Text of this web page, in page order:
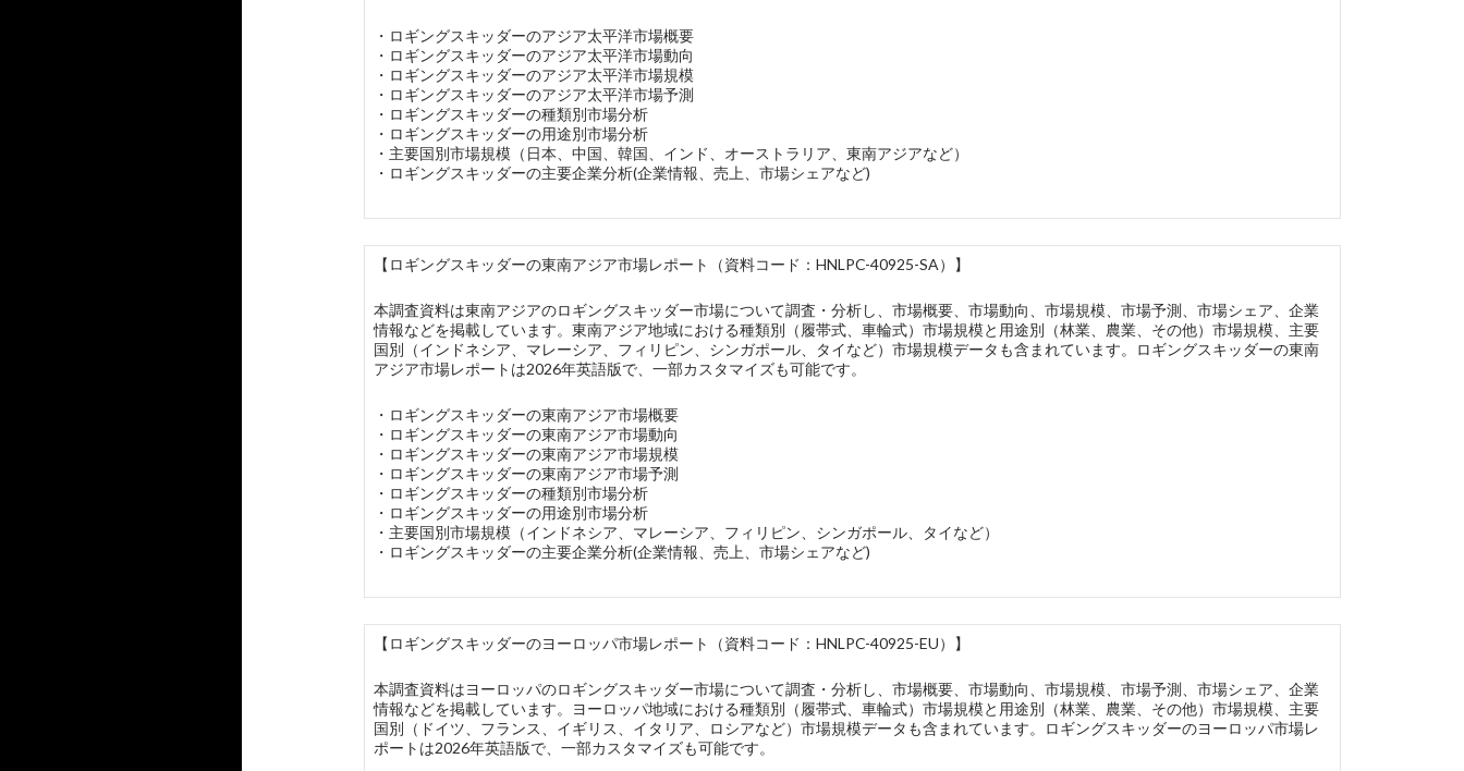
・ロギングスキッダーのアジア太平洋市場概要
・ロギングスキッダーのアジア太平洋市場動向
・ロギングスキッダーのアジア太平洋市場規模
・ロギングスキッダーのアジア太平洋市場予測
・ロギングスキッダーの種類別市場分析
・ロギングスキッダーの用途別市場分析
・主要国別市場規模（日本、中国、韓国、インド、オーストラリア、東南アジアなど）
・ロギングスキッダーの主要企業分析(企業情報、売上、市場シェアなど)
【ロギングスキッダーの東南アジア市場レポート（資料コード：HNLPC-40925-SA）】
本調査資料は東南アジアのロギングスキッダー市場について調査・分析し、市場概要、市場動向、市場規模、市場予測、市場シェア、企業
情報などを掲載しています。東南アジア地域における種類別（履帯式、車輪式）市場規模と用途別（林業、農業、その他）市場規模、主要
国別（インドネシア、マレーシア、フィリピン、シンガポール、タイなど）市場規模データも含まれています。ロギングスキッダーの東南
アジア市場レポートは2026年英語版で、一部カスタマイズも可能です。
・ロギングスキッダーの東南アジア市場概要
・ロギングスキッダーの東南アジア市場動向
・ロギングスキッダーの東南アジア市場規模
・ロギングスキッダーの東南アジア市場予測
・ロギングスキッダーの種類別市場分析
・ロギングスキッダーの用途別市場分析
・主要国別市場規模（インドネシア、マレーシア、フィリピン、シンガポール、タイなど）
・ロギングスキッダーの主要企業分析(企業情報、売上、市場シェアなど)
【ロギングスキッダーのヨーロッパ市場レポート（資料コード：HNLPC-40925-EU）】
本調査資料はヨーロッパのロギングスキッダー市場について調査・分析し、市場概要、市場動向、市場規模、市場予測、市場シェア、企業
情報などを掲載しています。ヨーロッパ地域における種類別（履帯式、車輪式）市場規模と用途別（林業、農業、その他）市場規模、主要
国別（ドイツ、フランス、イギリス、イタリア、ロシアなど）市場規模データも含まれています。ロギングスキッダーのヨーロッパ市場レ
ポートは2026年英語版で、一部カスタマイズも可能です。